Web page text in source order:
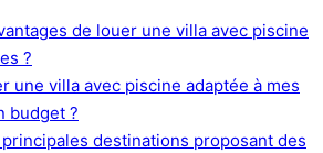
de louer une villa avec piscine
?
une villa avec piscine adaptée à mes
budget ?
destinations proposant des